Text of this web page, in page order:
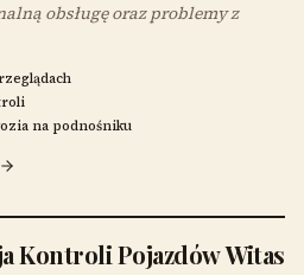
obsługę oraz problemy z
na podnośniku
Kontroli Pojazdów Witas